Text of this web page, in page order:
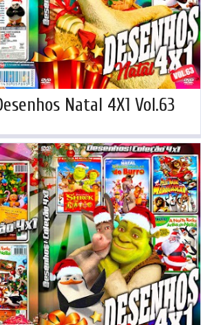
Natal 4X1 Vol.63